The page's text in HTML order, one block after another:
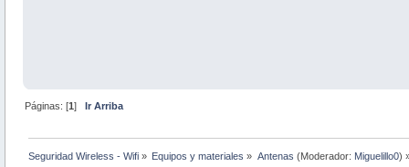
Páginas: [1]Ir Arriba
Seguridad Wireless - Wifi » Equipos y materiales » Antenas (Moderador: Miguelillo0)